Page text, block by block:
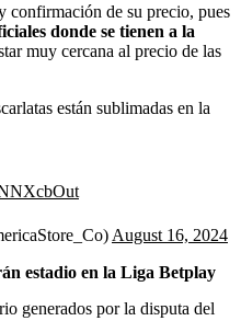
confirmación de su precio, pues
donde se tienen a la
muy cercana al precio de las
están sublimadas en la
August 16, 2024
estadio en la Liga Betplay
generados por la disputa del